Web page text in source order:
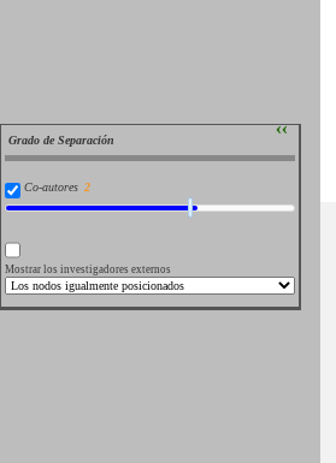
Grado de Separación ››
Co-autores
Mostrar los investigadores externos